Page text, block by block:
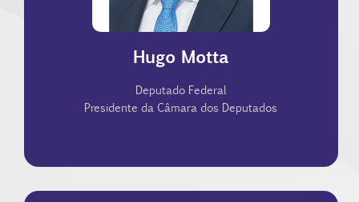
Hugo Motta
Deputado Federal
Presidente da Câmara dos Deputados
Hugo Motta é presidente da Câmara dos
Deputados e tem se posicionado como defensor
da responsabilidade fiscal e da estabilidade
econômica. Em seu primeiro discurso à frente da
Casa, destacou a importância de políticas